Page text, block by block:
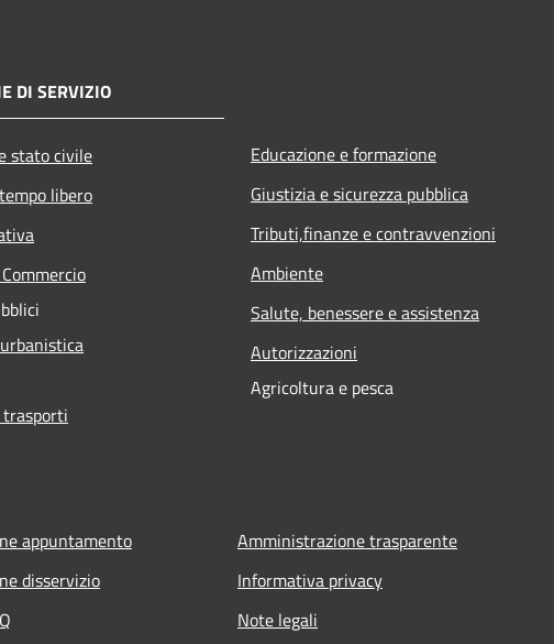
DI SERVIZIO
stato civile
libero
Educazione e formazione
Giustizia e sicurezza pubblica
Tributi,finanze e contravvenzioni
Ambiente
Salute, benessere e assistenza
Autorizzazioni
Agricoltura e pesca
appuntamento
disservizio
Amministrazione trasparente
Informativa privacy
Note legali